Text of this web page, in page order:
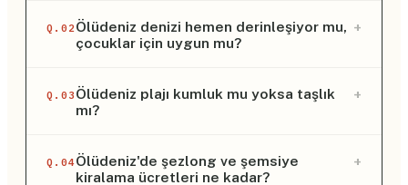
Q.02Ölüdeniz denizi hemen derinleşiyor mu,
çocuklar için uygun mu?
+
Bu durum plajın hangi tarafında olduğunuza göre
tamamen değişiyor; Belcekız tarafı (ücretsiz kısım)
sahipken, Kumburnu (ücretli kısım) yüzlerce metre
gitseniz bile belinizi geçmeyen sığ ve durgun bir
Q.03 Ölüdeniz plajı kumluk mu yoksa taşlık
mı?
+
Ölüdeniz'in hem halk plajı hem de lagün kısmı ne
yazık ki ince kumdan değil, ağırlıklı olarak çakıl ve
Q.04Ölüdeniz'de şezlong ve şemsiye
kiralama ücretleri ne kadar?
+